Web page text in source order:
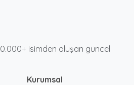
isimden oluşan güncel
Kurumsal